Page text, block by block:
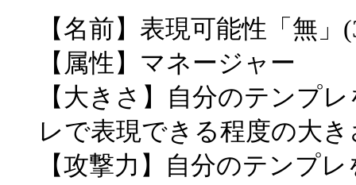
【名前】表現可能性「無」
【属性】マネージャー
【大きさ】自分のテンプ
レで表現できる程度の大
【攻撃力】自分のテンプ